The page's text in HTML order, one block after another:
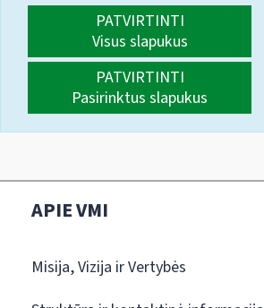
PATVIRTINTI
Visus slapukus
PATVIRTINTI
Pasirinktus slapukus
APIE VMI
Misija, Vizija ir Vertybės